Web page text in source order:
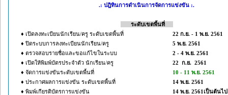
.: ปฎิทินการดำเนินการจัดการแข่งขัน :.
ระดับเขตพื้นที่----
♦ เปิดลงทะเบียนนักเรียน/ครู ระดับเขตพื้นที่
22 ก.ย. - 1 พ.ย. 2561
♦ ปิดระบบการลงทะเบียนนักเรียน/ครู
5 พ.ย. 2561
♦ ตรวจสอบรายชื่อและขอแก้ไขในระบบ
2 - 4 พ.ย. 2561
♦ เปิดให้พิมพ์บัตรประจำตัว นักเรียน/ครู
22 ก.ย. 2561
♦ จัดการแข่งขันระดับเขตพื้นที่
10 - 11 พ.ย. 2561
♦ ประกาศผลการแข่งขัน ระดับเขตพื้นที่
14 พ.ย. 2561
♦ พิมพ์เกียรติบัตรการแข่งขัน
14 พ.ย. 2561เป็นต้นไป